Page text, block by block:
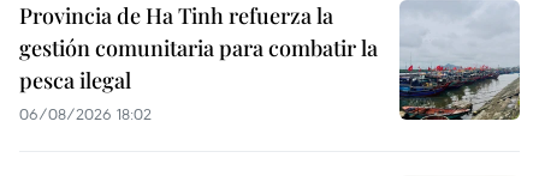
Provincia de Ha Tinh refuerza la
gestión comunitaria para combatir la
pesca ilegal
06/08/2026 18:02